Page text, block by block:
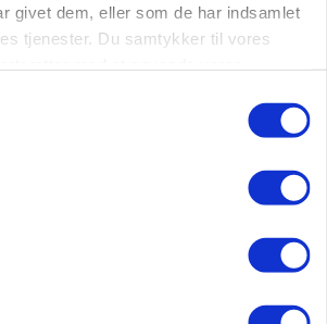
givet dem, eller som de har indsamlet
tjenester. Du samtykker til vores
Loading...